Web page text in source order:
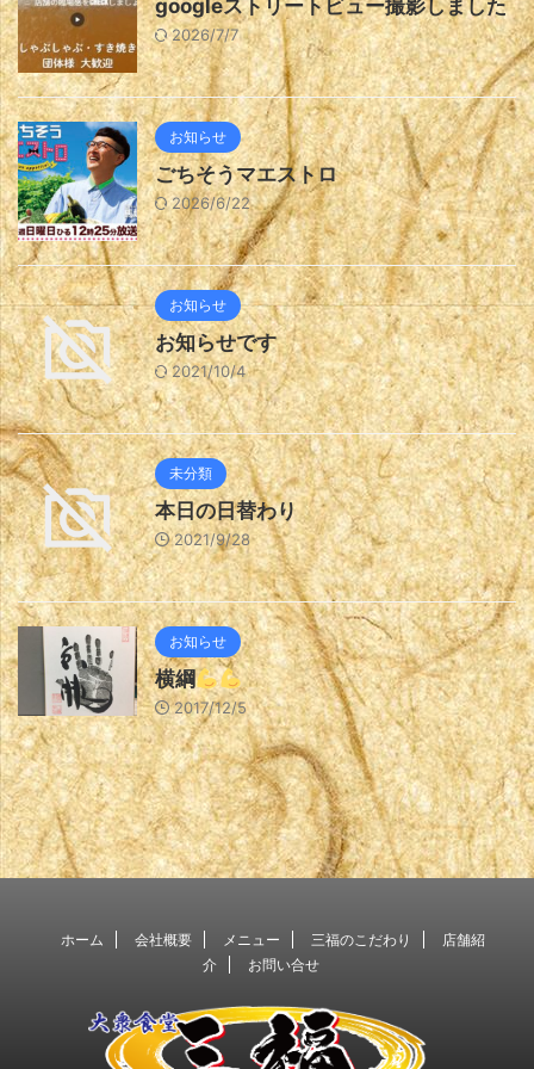
googleストリートビュー撮影しました
2026/7/7
お知らせ
ごちそうマエストロ
2026/6/22
お知らせ
お知らせです
2021/10/4
未分類
本日の日替わり
2021/9/28
お知らせ
横綱
2017/12/5
ホーム 会社概要 メニュー 三福のこだわり
店舗紹
介
お問い合せ